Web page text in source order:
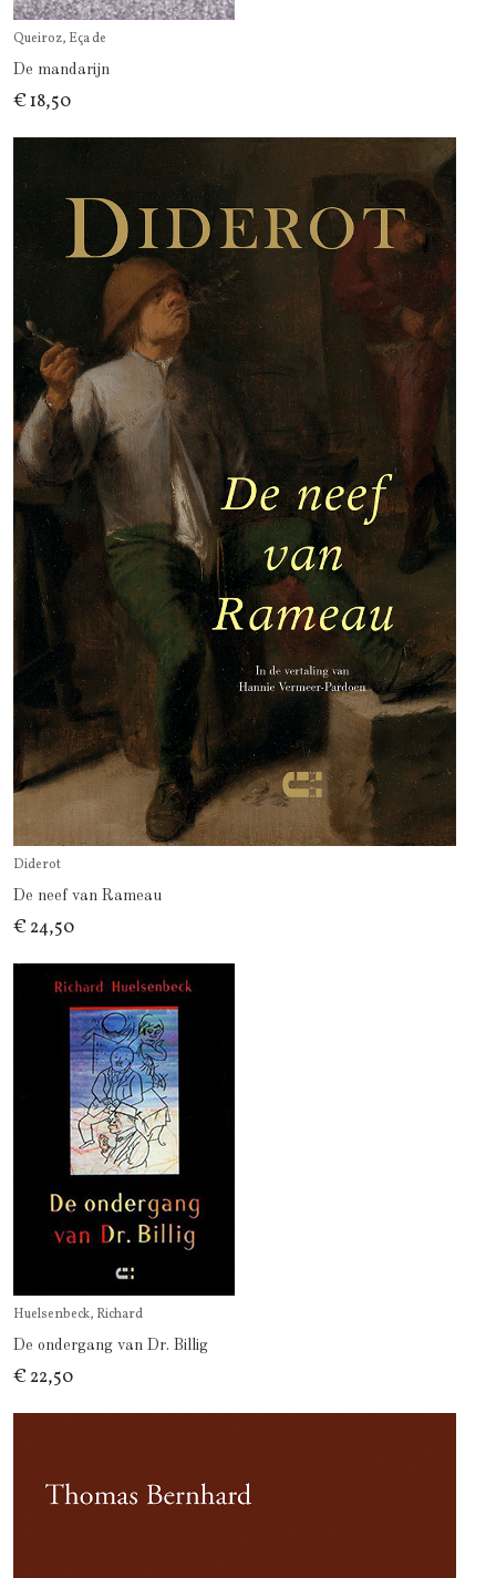
Queiroz, Eça de
De mandarijn
€ 18,50
Diderot
De neef van Rameau
€ 24,50
Huelsenbeck, Richard
De ondergang van Dr. Billig
€ 22,50